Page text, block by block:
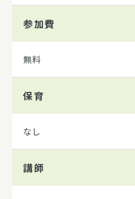
参加費
無料
保育
なし
講師